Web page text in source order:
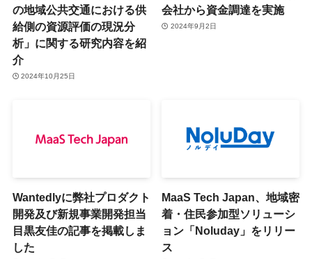
の地域公共交通における供
給側の資源評価の現況分
析」に関する研究内容を紹
介
2024年10月25日
会社から資金調達を実施
2024年9月2日
Wantedlyに弊社プロダクト
開発及び新規事業開発担当
目黒友佳の記事を掲載しま
した
MaaS Tech Japan、地域密
着・住民参加型ソリューシ
ョン「Noluday」をリリー
ス